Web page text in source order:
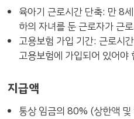
육아기 근로시간 단축: 만 8
하의 자녀를 둔 근로자가 근
고용보험 가입 기간: 근로시
고용보험에 가입되어 있어야
지급액
통상 임금의 80% (상한액 및